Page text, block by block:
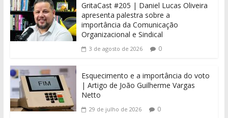
GritaCast #205 | Daniel Lucas Oliveira
apresenta palestra sobre a
importância da Comunicação
Organizacional e Sindical
3 de agosto de 2026 0
Esquecimento e a importância do voto
| Artigo de João Guilherme Vargas
Netto
29 de julho de 2026 0